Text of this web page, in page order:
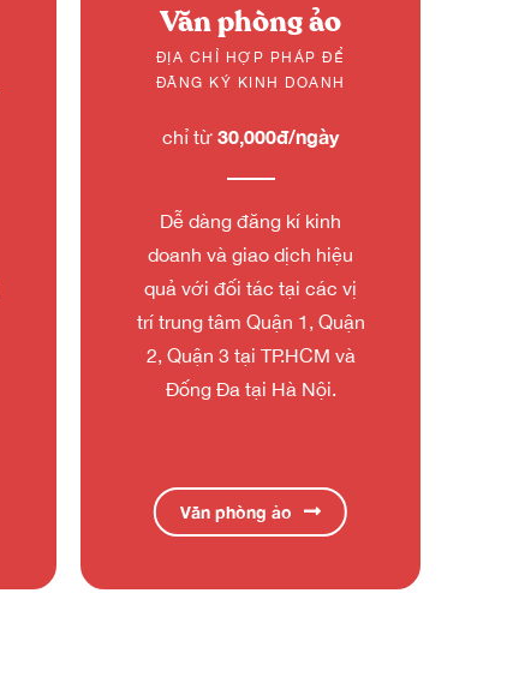
Văn phòng ảo
ĐỊA CHỈ HỢP PHÁP ĐỂ
ĐĂNG KÝ KINH DOANH
chỉ từ30,000đ/ngày
Dễ dàng đăng kí kinh
doanh và giao dịch hiệu
quả với đối tác tại các vị
trí trung tâm Quận 1, Quận
2, Quận 3 tại TP.HCM và
Đống Đa tại Hà Nội.
Văn phòng ảo